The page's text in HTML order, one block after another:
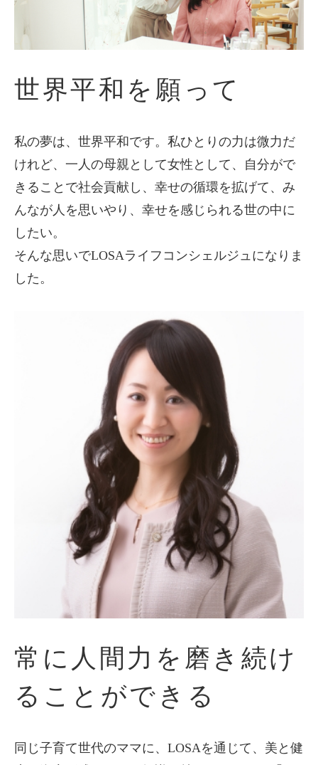
世界平和を願って
私の夢は、世界平和です。私ひとりの力は微力だ
けれど、一人の母親として女性として、自分がで
きることで社会貢献し、幸せの循環を拡げて、み
んなが人を思いやり、幸せを感じられる世の中に
したい。
そんな思いでLOSAライフコンシェルジュになりま
した。
常に人間力を磨き続け
ることができる
同じ子育て世代のママに、LOSAを通じて、美と健